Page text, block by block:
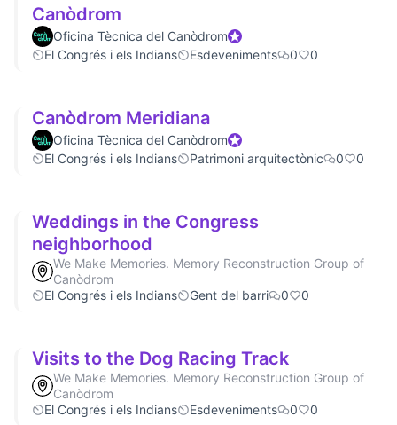
Canòdrom
Oficina Tècnica del CanòdromOfficial participant
El Congrés i els Indians
Esdeveniments 0 0
Canòdrom Meridiana
Oficina Tècnica del CanòdromOfficial participant
El Congrés i els Indians
Patrimoni arquitectònic 0 0
Weddings in the Congress
neighborhood
We Make Memories. Memory Reconstruction Group of
Canòdrom
El Congrés i els Indians
Gent del barri 0 0
Visits to the Dog Racing Track
We Make Memories. Memory Reconstruction Group of
Canòdrom
El Congrés i els Indians
Esdeveniments 0 0